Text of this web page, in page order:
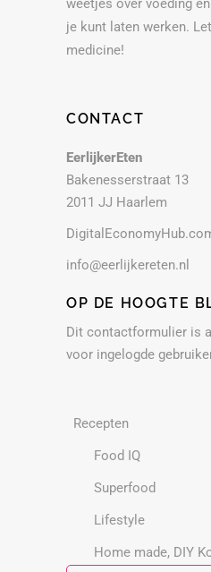
weetjes over voeding
je kunt laten werken.
medicine!
CONTACT
EerlijkerEten
Bakenesserstraat 13
2011 JJ Haarlem
info@eerlijkereten.nl
OP DE HOOGTE
Dit contactformulier is
voor ingelogde
Recepten
Food IQ
Superfood
Lifestyle
Home made, DIY